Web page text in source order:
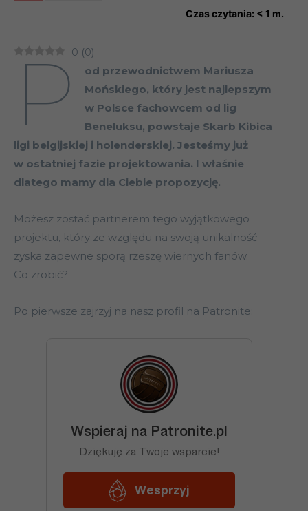
Czas czytania: < 1 m.
0 (0)
P
od przewodnictwem Mariusza
Mońskiego, który jest najlepszym
w Polsce fachowcem od lig
Beneluksu, powstaje Skarb Kibica
ligi belgijskiej i holenderskiej. Jesteśmy już
w ostatniej fazie projektowania. I właśnie
dlatego mamy dla Ciebie propozycję.
Możesz zostać partnerem tego wyjątkowego
projektu, który ze względu na swoją unikalność
zyska zapewne sporą rzeszę wiernych fanów.
Co zrobić?
Po pierwsze zajrzyj na nasz profil na Patronite: